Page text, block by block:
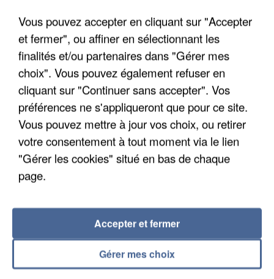
Envoyer la candidature
RÉCEMMENT DIFFUSÉ
VIANNEY
Colombes
23h02
23h02
SHAKIRA
Dai Dai
Vous pouvez accepter en cliquant sur "Accepter
et fermer", ou affiner en sélectionnant les
finalités et/ou partenaires dans "Gérer mes
choix". Vous pouvez également refuser en
cliquant sur "Continuer sans accepter". Vos
préférences ne s'appliqueront que pour ce site.
Vous pouvez mettre à jour vos choix, ou retirer
votre consentement à tout moment via le lien
"Gérer les cookies" situé en bas de chaque
page.
Gérer mes choix
Accepter et fermer